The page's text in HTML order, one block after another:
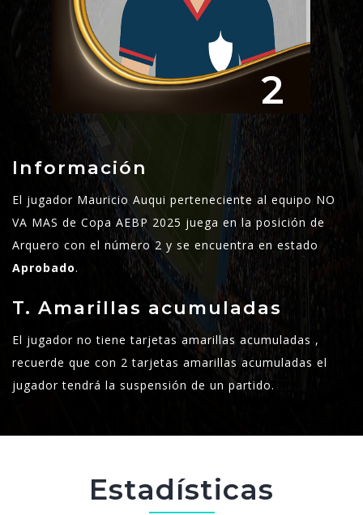
2
Información
El jugador Mauricio Auqui perteneciente al equipo NO
VA MAS de Copa AEBP 2025 juega en la posición de
Arquero con el número 2 y se encuentra en estado
Aprobado.
T. Amarillas acumuladas
El jugador no tiene tarjetas amarillas acumuladas ,
recuerde que con 2 tarjetas amarillas acumuladas el
jugador tendrá la suspensión de un partido.
Estadísticas